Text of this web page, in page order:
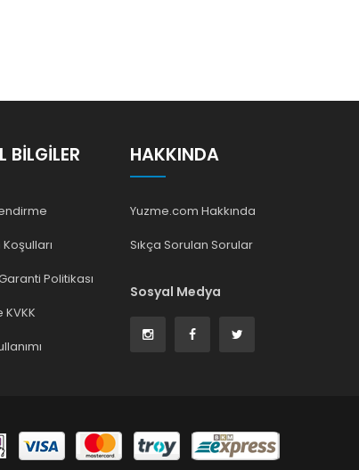
BILGILER
Politikası
KVKK
HAKKINDA
Yuzme.com Hakkında
Sıkça Sorulan Sorular
Sosyal Medya